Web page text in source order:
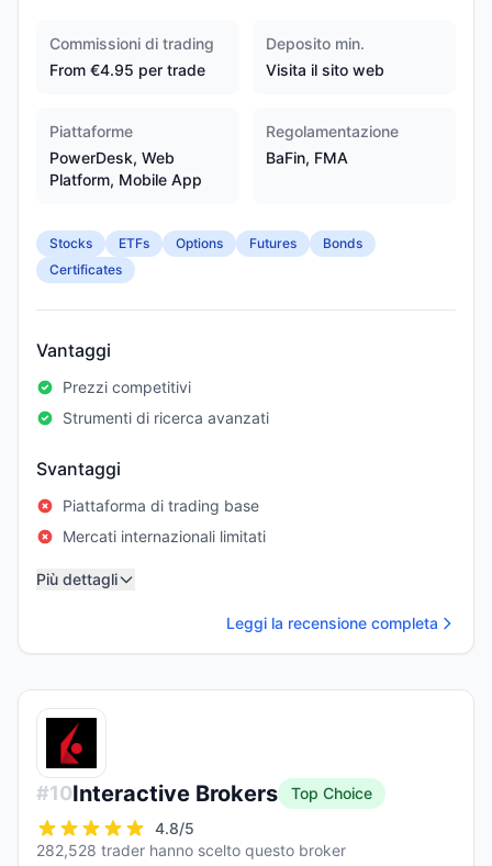
Commissioni di trading
From €4.95 per trade
Deposito min.
Visita il sito web
Piattaforme
PowerDesk, Web
Platform, Mobile App
Regolamentazione
BaFin, FMA
Stocks ETFs Options Futures
Bonds
Certificates
Vantaggi
Prezzi competitivi
Strumenti di ricerca avanzati
Svantaggi
Piattaforma di trading base
Mercati internazionali limitati
Più dettagli
Leggi la recensione completa
#10Interactive Brokers
Top Choice
4.8/5
282,528 trader hanno scelto questo broker